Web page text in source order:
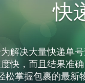
快
解决大量快递单
快，而且结果准
松掌握包裹的最新